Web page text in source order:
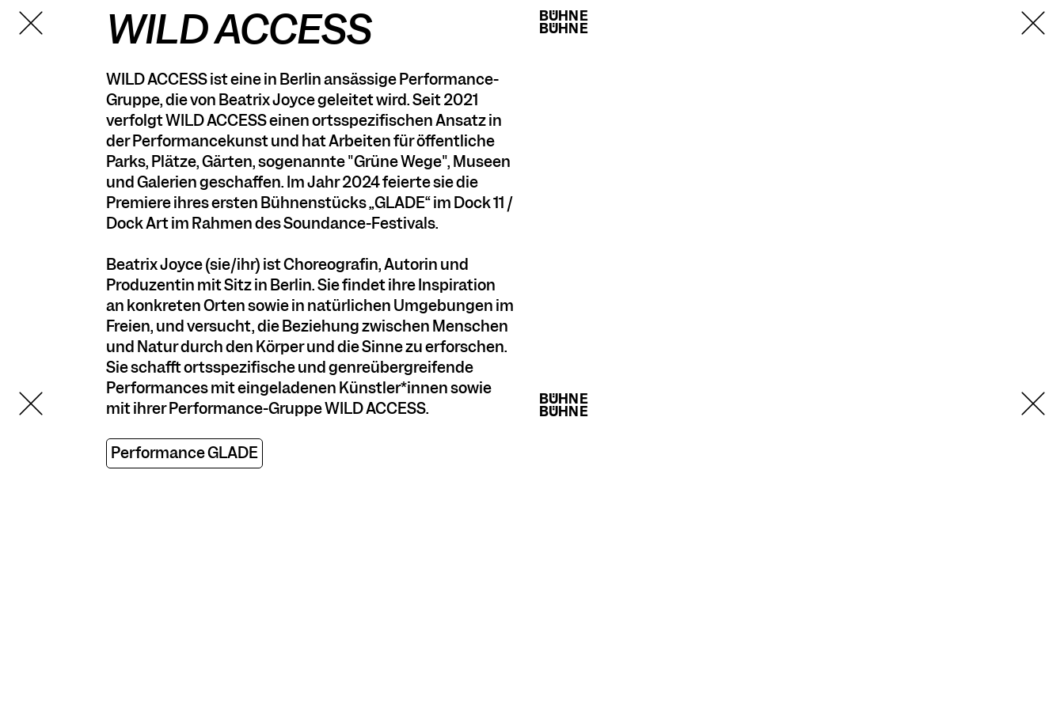
TANZFABRIK
BERLIN
BÜHNE
BÜHNE
WILD ACCESS
WILD ACCESS ist eine in Berlin ansässige Performance-
Gruppe, die von Beatrix Joyce geleitet wird. Seit 2021
verfolgt WILD ACCESS einen ortsspezifischen Ansatz in
der Performancekunst und hat Arbeiten für öffentliche
Parks, Plätze, Gärten, sogenannte "Grüne Wege", Museen
und Galerien geschaffen. Im Jahr 2024 feierte sie die
Premiere ihres ersten Bühnenstücks „GLADE“ im Dock 11 /
Dock Art im Rahmen des Soundance-Festivals.
Beatrix Joyce (sie/ihr) ist Choreografin, Autorin und
Produzentin mit Sitz in Berlin. Sie findet ihre Inspiration
an konkreten Orten sowie in natürlichen Umgebungen im
Freien, und versucht, die Beziehung zwischen Menschen
und Natur durch den Körper und die Sinne zu erforschen.
Sie schafft ortsspezifische und genreübergreifende
Performances mit eingeladenen Künstler*innen sowie
mit ihrer Performance-Gruppe WILD ACCESS.
Performance GLADE
BÜHNE
BÜHNE
BÜHNE
BÜHNE